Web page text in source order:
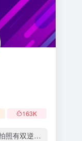
163K
天大长腿！